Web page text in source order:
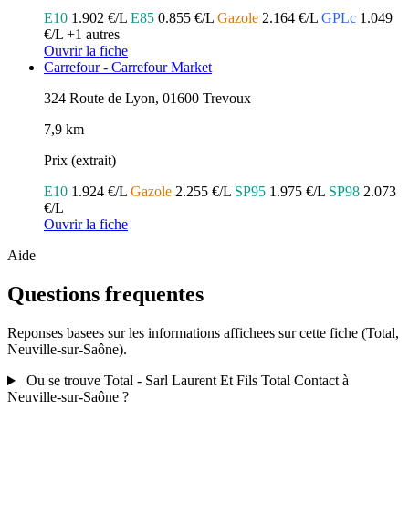
E10 1.902 €/L E85 0.855 €/L Gazole 2.164 €/L GPLc 1.049
€/L +1 autres
Ouvrir la fiche
Carrefour - Carrefour Market
324 Route de Lyon, 01600 Trevoux
7,9 km
Prix (extrait)
E10 1.924 €/L Gazole 2.255 €/L SP95 1.975 €/L SP98 2.073
€/L
Ouvrir la fiche
Aide
Questions frequentes
Reponses basees sur les informations affichees sur cette fiche (Total,
Neuville-sur-Saône).
Ou se trouve Total - Sarl Laurent Et Fils Total Contact à
Neuville-sur-Saône ?